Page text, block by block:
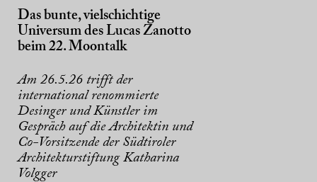
Das bunte, vielschichtige
Universum des Lucas Zanotto
beim 22. Moontalk
Am 26.5.26 trifft der
international renommierte
Desinger und Künstler im
Gespräch auf die Architektin und
Co-Vorsitzende der Südtiroler
Architekturstiftung Katharina
Volgger